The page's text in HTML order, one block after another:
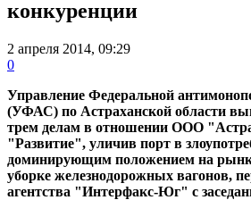
конкуренции
2 апреля 2014, 09:29
0
Управление Федеральной
(УФАС) по Астраханской области
трем делам в отношении ООО
"Развитие", уличив порт в
доминирующим положением на
уборке железнодорожных вагонов,
агентства "Интерфакс-Юг" с